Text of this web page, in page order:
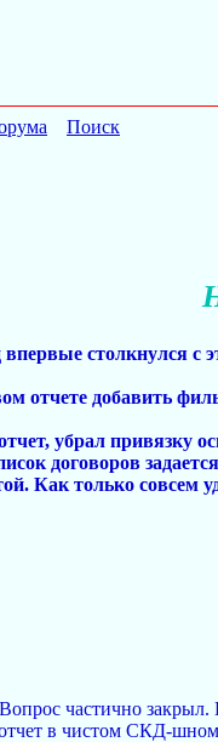
Поиск
впервые столкнулся
отчете добавить
убрал
договоров
Как только совсем
частично
в чистом СКД-шном